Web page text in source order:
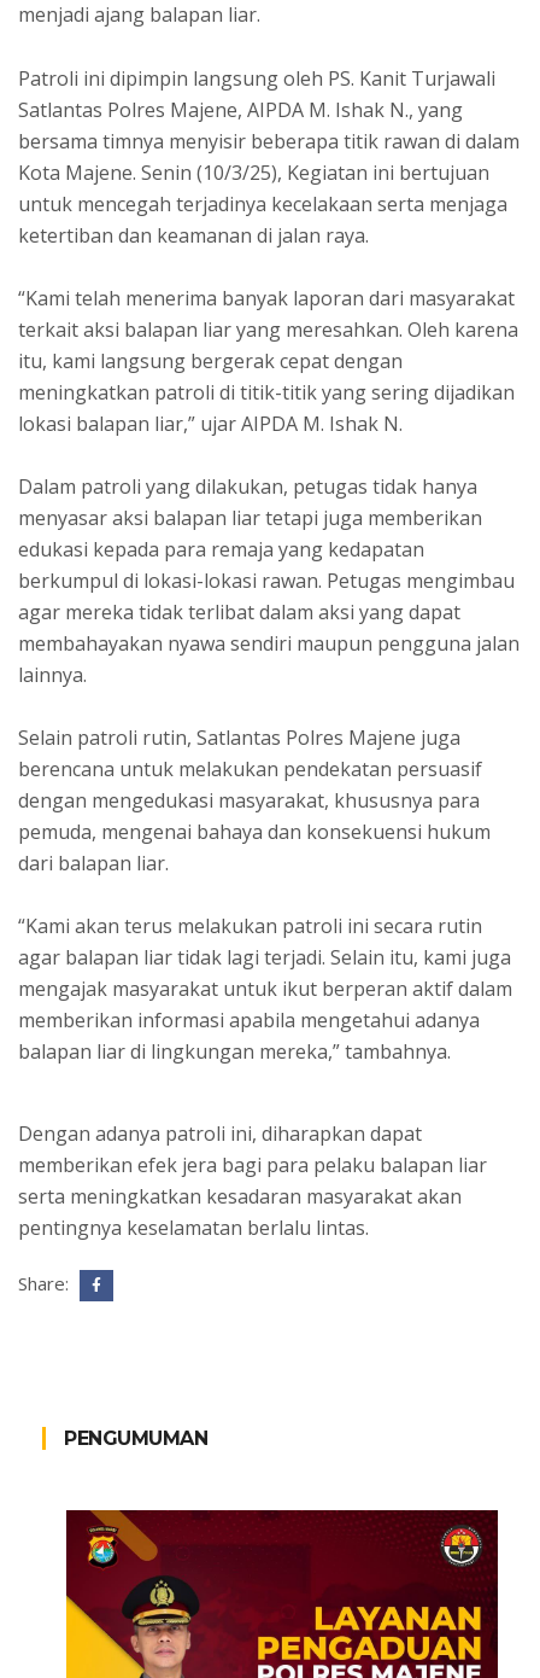
menjadi ajang balapan liar.
Patroli ini dipimpin langsung oleh PS. Kanit Turjawali
Satlantas Polres Majene, AIPDA M. Ishak N., yang
bersama timnya menyisir beberapa titik rawan di dalam
Kota Majene. Senin (10/3/25), Kegiatan ini bertujuan
untuk mencegah terjadinya kecelakaan serta menjaga
ketertiban dan keamanan di jalan raya.
“Kami telah menerima banyak laporan dari masyarakat
terkait aksi balapan liar yang meresahkan. Oleh karena
itu, kami langsung bergerak cepat dengan
meningkatkan patroli di titik-titik yang sering dijadikan
lokasi balapan liar,” ujar AIPDA M. Ishak N.
Dalam patroli yang dilakukan, petugas tidak hanya
menyasar aksi balapan liar tetapi juga memberikan
edukasi kepada para remaja yang kedapatan
berkumpul di lokasi-lokasi rawan. Petugas mengimbau
agar mereka tidak terlibat dalam aksi yang dapat
membahayakan nyawa sendiri maupun pengguna jalan
lainnya.
Selain patroli rutin, Satlantas Polres Majene juga
berencana untuk melakukan pendekatan persuasif
dengan mengedukasi masyarakat, khususnya para
pemuda, mengenai bahaya dan konsekuensi hukum
dari balapan liar.
“Kami akan terus melakukan patroli ini secara rutin
agar balapan liar tidak lagi terjadi. Selain itu, kami juga
mengajak masyarakat untuk ikut berperan aktif dalam
memberikan informasi apabila mengetahui adanya
balapan liar di lingkungan mereka,” tambahnya.
Dengan adanya patroli ini, diharapkan dapat
memberikan efek jera bagi para pelaku balapan liar
serta meningkatkan kesadaran masyarakat akan
pentingnya keselamatan berlalu lintas.
Share:
PENGUMUMAN